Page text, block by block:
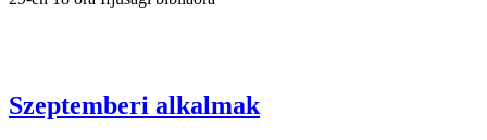
Szeptemberi alkalmak